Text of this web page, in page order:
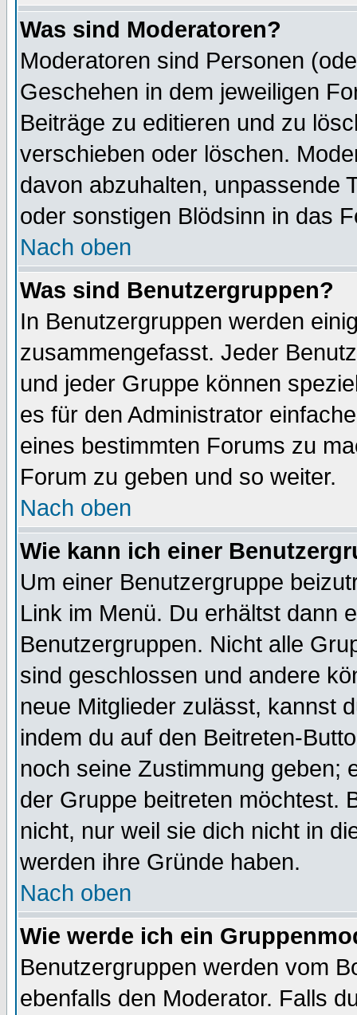
Was sind Moderatoren?
Moderatoren sind Personen
Geschehen in dem jeweiligen
Beiträge zu editieren und zu
verschieben oder löschen.
davon abzuhalten, unpassende
oder sonstigen Blödsinn in das
Nach oben
Was sind Benutzergruppen?
In Benutzergruppen werden
zusammengefasst. Jeder
und jeder Gruppe können
es für den Administrator
eines bestimmten Forums zu
Forum zu geben und so weiter.
Nach oben
Wie kann ich einer
Um einer Benutzergruppe
Link im Menü. Du erhältst dann
Benutzergruppen. Nicht alle
sind geschlossen und andere
neue Mitglieder zulässt, kannst
indem du auf den Beitreten-
noch seine Zustimmung geben;
der Gruppe beitreten möchtest.
nicht, nur weil sie dich nicht in
werden ihre Gründe haben.
Nach oben
Wie werde ich ein
Benutzergruppen werden vom
ebenfalls den Moderator. Falls